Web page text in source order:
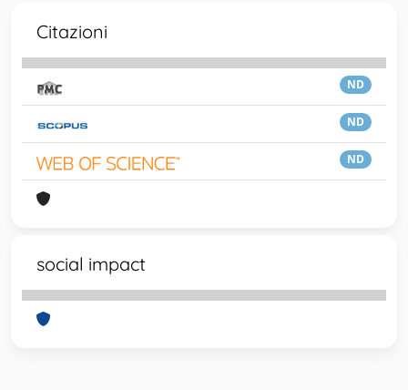
Citazioni
ND
ND
ND
social impact